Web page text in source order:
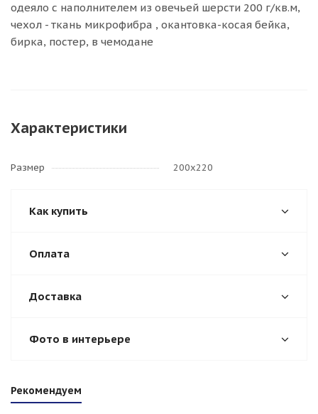
одеяло с наполнителем из овечьей шерсти 200 г/кв.м,
чехол - ткань микрофибра , окантовка-косая бейка,
бирка, постер, в чемодане
Характеристики
Размер 200х220
Как купить
Оплата
Доставка
Фото в интерьере
Рекомендуем